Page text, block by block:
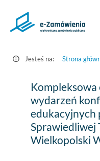
Postępowania
Zamówienia.gov.pl
Jesteś na: Strona
Kompleksowa
organizacja
wydarzeń
edukacyjnych
Kompleksowa
wydarzeń
edukacyjnych
Sprawiedliwej
Wielkopolski